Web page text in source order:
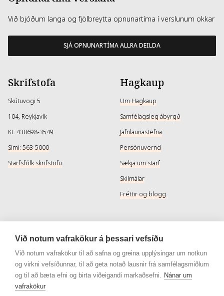
Við bjóðum langa og fjölbreytta opnunartíma í verslunum okkar
SJÁ OPNUNARTÍMA ALLRA DEILDA
Skrifstofa
Skútuvogi 5
104, Reykjavík
Kt. 430698-3549
Sími: 563-5000
Starfsfólk skrifstofu
Hagkaup
Um Hagkaup
Samfélagsleg ábyrgð
Jafnlaunastefna
Persónuvernd
Sækja um starf
Skilmálar
Fréttir og blogg
Þjónusta
Afhendingarmöguleikar
Skilareglur
Algengar spurningar
Samfélagsmiðlar
Instagram
Instagram - Snyrtivara
Við notum vafrakökur á þessari vefsíðu
Við notum vafrakökur til að safna og greina upplýsingar um notkun
og virkni vefsíðunnar, til að geta notað lausnir frá samfélagsmiðlum
og til að bæta efni og birta viðeigandi markaðsefni. Nánar um
vafrakökur